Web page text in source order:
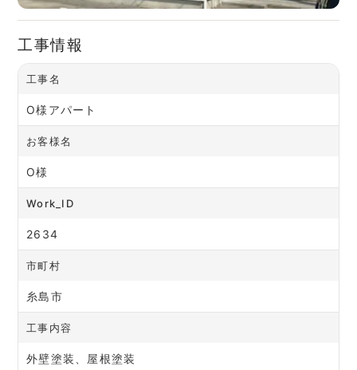
工事情報
工事名
O様アパート
お客様名
O様
Work_ID
2634
市町村
糸島市
工事内容
外壁塗装、屋根塗装